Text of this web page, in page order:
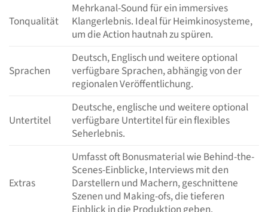
Tonqualität
Mehrkanal-Sound für ein immersives
Klangerlebnis. Ideal für Heimkinosysteme,
um die Action hautnah zu spüren.
Sprachen
Deutsch, Englisch und weitere optional
verfügbare Sprachen, abhängig von der
regionalen Veröffentlichung.
Untertitel
Deutsche, englische und weitere optional
verfügbare Untertitel für ein flexibles
Seherlebnis.
Extras
Umfasst oft Bonusmaterial wie Behind-the-
Scenes-Einblicke, Interviews mit den
Darstellern und Machern, geschnittene
Szenen und Making-ofs, die tieferen